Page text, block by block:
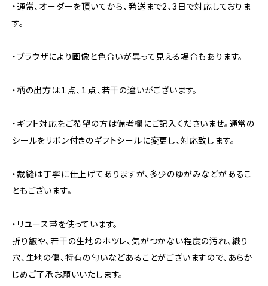
・通常、オーダーを頂いてから、発送まで2、3日で対応しておりま
す。
・ブラウザにより画像と色合いが異って見える場合もあります。
・柄の出方は１点、１点、若干の違いがございます。
・ギフト対応をご希望の方は備考欄にご記入くださいませ。通常の
シールをリボン付きのギフトシールに変更し、対応致します。
・裁縫は丁寧に仕上げてありますが、多少のゆがみなどがあるこ
ともございます。
・リユース帯を使っています。
折り皺や、若干の生地のホツレ、気がつかない程度の汚れ、織り
穴、生地の傷、特有の匂いなどあることがございますので、あらか
じめご了承お願いいたします。